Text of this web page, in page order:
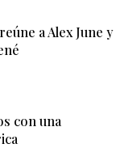
a Alex June y
con una